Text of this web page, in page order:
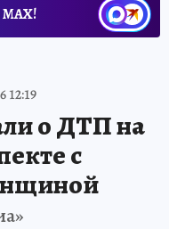
МАХ!
12:19
о ДТП на
с